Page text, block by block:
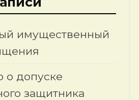
имущественный
о допуске
защитника